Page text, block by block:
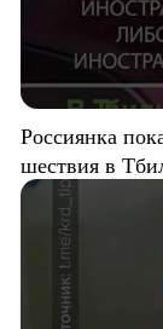
Россиянка
шествия в